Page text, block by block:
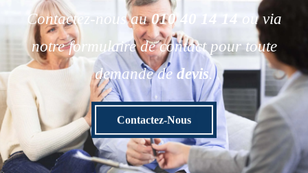
Contactez-nous au010 40 14 14
ou via
notre formulaire de contact pour toute
demande de devis.
Contactez-Nous